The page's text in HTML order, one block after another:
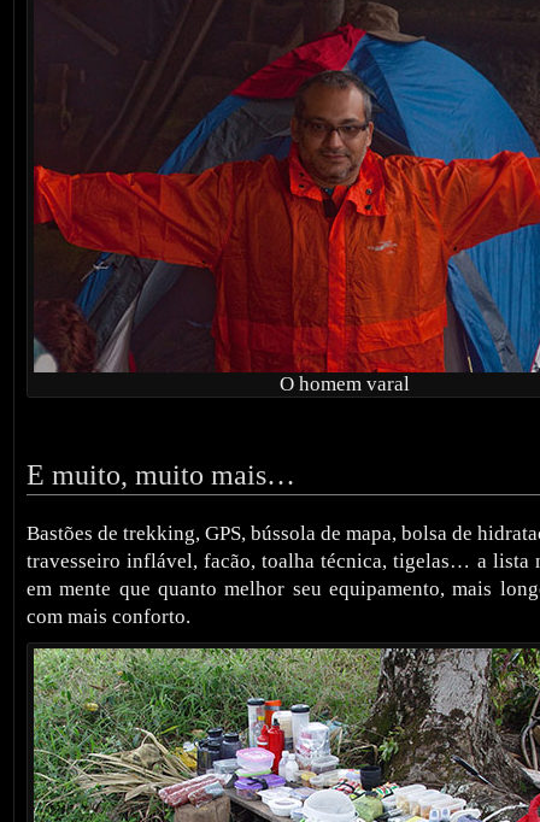
O homem varal
E muito, muito mais…
Bastões de trekking, GPS, bússola de mapa, bolsa de
travesseiro inflável, facão, toalha técnica, tigelas… a lista
em mente que quanto melhor seu equipamento, mais
com mais conforto.